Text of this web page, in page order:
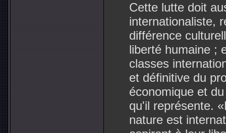
Cette lutte doit
internationaliste,
différence
liberté humaine ;
classes
et définitive du
économique et
qu'il représente.
nature est